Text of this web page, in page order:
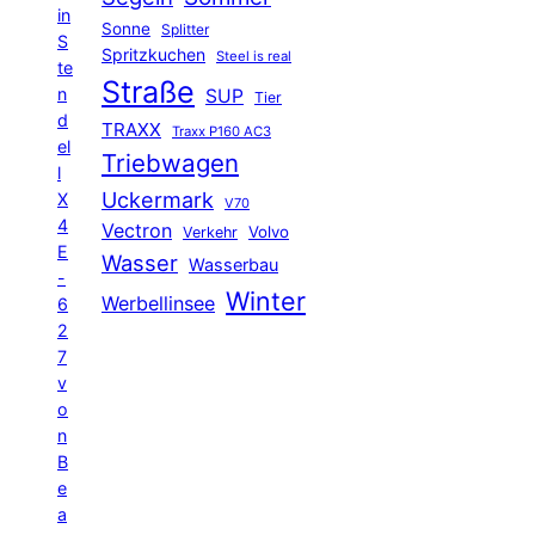
in
S
te
n
d
el
l
X
4
E
-
6
2
7
v
o
n
B
e
a
Sonne Splitter
Spritzkuchen Steel is real
Straße SUP Tier
TRAXX Traxx P160 AC3
Triebwagen
Uckermark V70
Vectron Verkehr Volvo
Wasser Wasserbau
Werbellinsee Winter